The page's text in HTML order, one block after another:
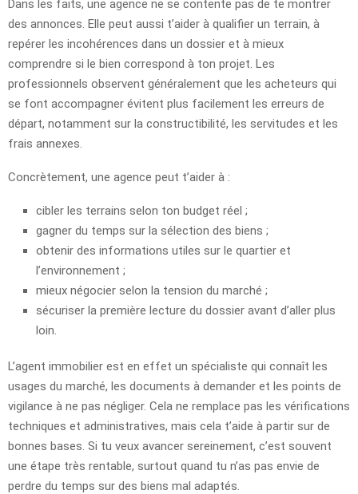
Dans les faits, une agence ne se contente pas de te montrer
des annonces. Elle peut aussi t’aider à qualifier un terrain, à
repérer les incohérences dans un dossier et à mieux
comprendre si le bien correspond à ton projet. Les
professionnels observent généralement que les acheteurs qui
se font accompagner évitent plus facilement les erreurs de
départ, notamment sur la constructibilité, les servitudes et les
frais annexes.
Concrètement, une agence peut t’aider à :
cibler les terrains selon ton budget réel ;
gagner du temps sur la sélection des biens ;
obtenir des informations utiles sur le quartier et
l’environnement ;
mieux négocier selon la tension du marché ;
sécuriser la première lecture du dossier avant d’aller plus
loin.
L’agent immobilier est en effet un spécialiste qui connaît les
usages du marché, les documents à demander et les points de
vigilance à ne pas négliger. Cela ne remplace pas les vérifications
techniques et administratives, mais cela t’aide à partir sur de
bonnes bases. Si tu veux avancer sereinement, c’est souvent
une étape très rentable, surtout quand tu n’as pas envie de
perdre du temps sur des biens mal adaptés.